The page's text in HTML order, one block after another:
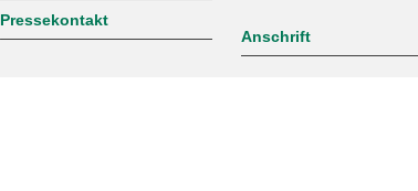
Pressekontakt
Anschrift